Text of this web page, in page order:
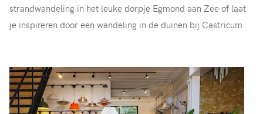
strandwandeling in het leuke dorpje Egmond aan Zee of laat
je inspireren door een wandeling in de duinen bij Castricum.